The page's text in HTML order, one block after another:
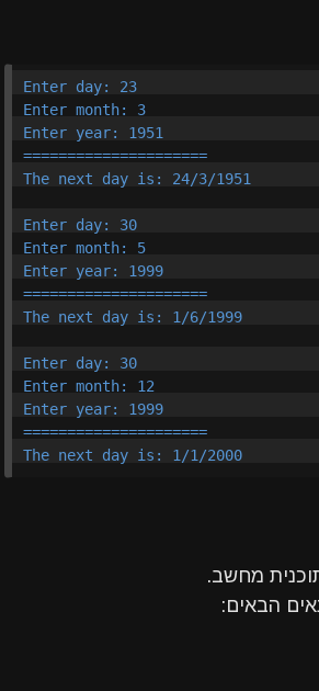
Enter day: 23
Enter month: 3
Enter year: 1951
=====================
The next day is: 24/3/1951
Enter day: 30
Enter month: 5
Enter year: 1999
=====================
The next day is: 1/6/1999
Enter day: 30
Enter month: 12
Enter year: 1999
=====================
The next day is: 1/1/2000
מחשב.
הבאים: